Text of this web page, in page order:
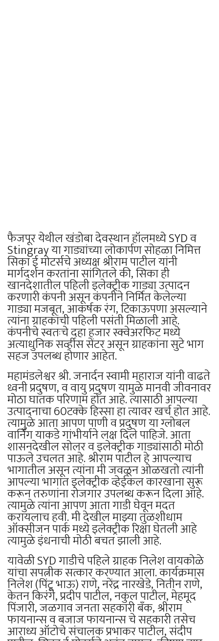
फैजपूर येथील खंडोबा देवस्‍थान हॉलमध्ये SYD व
Stingray या गाड्यांच्या लोकार्पण सोहळा निमित्त
सिका ई मोटर्सचे अध्यक्ष श्रीराम पाटील यांनी
मार्गदर्शन करतांना सांगितले की, सिका ही
खानदेशातील पहिली इलेक्ट्रीक गाड्या उत्पादन
करणारी कंपनी असून कंपनीने निर्मित केलेल्या
गाड्या मजबूत, आकर्षक रंग, टिकाऊपणा असल्याने
त्यांना ग्राहकांची पहिली पसंती मिळाली आहे.
कंपनीचे स्वतःचे दहा हजार स्क्वेअरफिट मध्ये
अत्याधुनिक सर्व्हीस सेंटर असून ग्राहकांना सुटे भाग
सहज उपलब्ध होणार आहेत.
महामंडलेश्वर श्री. जनार्दन स्वामी महाराज यांनी वाढते
ध्वनी प्रदुषण, व वायु प्रदुषण यामुळे मानवी जीवनावर
मोठा घातक परिणाम होत आहे. त्यासाठी आपल्या
उत्पादनाचा 60टक्के हिस्सा हा त्यावर खर्च होत आहे.
त्यामुळे आता आपण पाणी व प्रदुषण या ग्लोबल
वार्निंग याकडे गांभीर्याने लक्ष दिले पाहिजे. आता
शासनदेखील सोलर व इलेक्ट्रीक गाड्यांसाठी मोठी
पाऊले उचलत आहे. श्रीराम पाटील हे आपल्याच
भागातील असून त्यांना मी जवळून ओळखतो त्यांनी
आपल्या भागात इलेक्ट्रीक व्हेईकल कारखाना सुरू
करून तरुणांना रोजगार उपलब्ध करून दिला आहे.
त्यामुळे त्यांना आपण आता गाडी घेवून मदत
करायलाच हवी. मी देखील माझ्या तुळशीधाम
ऑक्सीजन पार्क मध्ये इलेक्ट्रीक रिक्षा घेतली आहे
त्यामुळे इंधनाची मोठी बचत झाली आहे.
यावेळी SYD गाडीचे पहिले ग्राहक निलेश वायकोळे
यांचा सपत्नीक सत्कार करण्यात आला. कार्यक्रमास
निलेश (पिंटू भाऊ) राणे, नरेंद्र नारखेडे, नितीन राणे,
केतन किरंगे, प्रदीप पाटील, नकुल पाटील, मेहमूद
पिंजारी, जळगाव जनता सहकारी बँक, श्रीराम
फायनान्स व बजाज फायनान्स चे सहकारी तसेच
आराध्य ऑटोचे संचालक प्रभाकर पाटील, संदीप